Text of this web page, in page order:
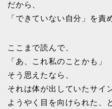
だから、
「できていない自分」を責
ここまで読んで、
「あ、これ私のことかも」
そう思えたなら、
それは体が出していたサイ
ようやく目を向けられた、